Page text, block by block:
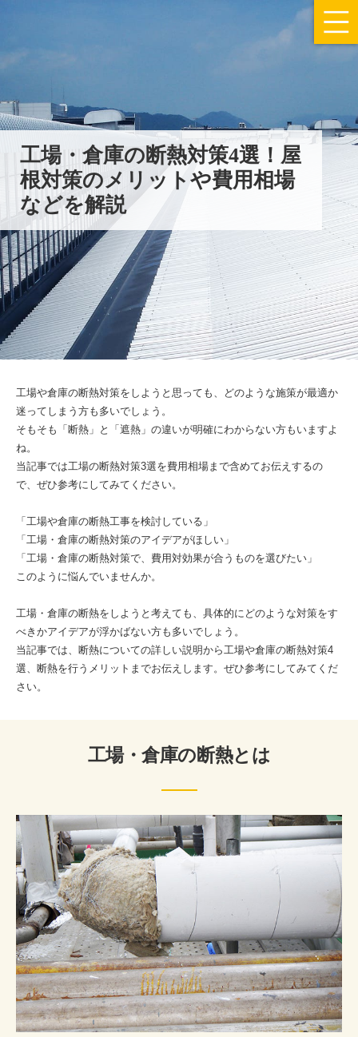
工場・倉庫の断熱対策4選！ 屋
根対策のメリットや費用相場
などを解説
工場や倉庫の断熱対策をしようと思っても、どのような施策が最適か
迷ってしまう方も多いでしょう。
そもそも「断熱」と「遮熱」の違いが明確にわからない方もいますよ
ね。
当記事では工場の断熱対策3選を費用相場まで含めてお伝えするの
で、ぜひ参考にしてみてください。
「工場や倉庫の断熱工事を検討している」
「工場・倉庫の断熱対策のアイデアがほしい」
「工場・倉庫の断熱対策で、費用対効果が合うものを選びたい」
このように悩んでいませんか。
工場・倉庫の断熱をしようと考えても、具体的にどのような対策をす
べきかアイデアが浮かばない方も多いでしょう。
当記事では、断熱についての詳しい説明から工場や倉庫の断熱対策4
選、断熱を行うメリットまでお伝えします。ぜひ参考にしてみてくだ
さい。
工場・倉庫の断熱とは